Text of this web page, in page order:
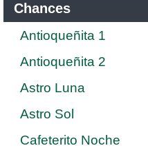
Chances
Antioqueñita 1
Antioqueñita 2
Astro Luna
Astro Sol
Cafeterito Noche